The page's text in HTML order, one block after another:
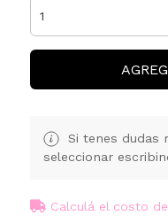
Si tenes dudas
seleccionar
Calculá el costo